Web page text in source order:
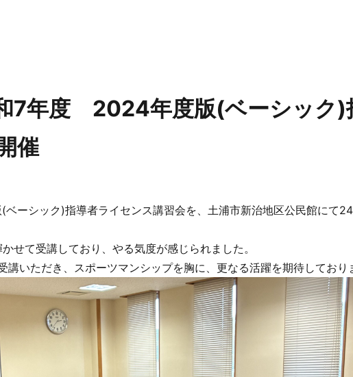
和7年度 2024年度版(ベーシック)
催
ーシック)指導者ライセンス講習会を、土浦市新治地区公民館にて
せて受講しており、やる気度が感じられました。
いただき、スポーツマンシップを胸に、更なる活躍を期待しており